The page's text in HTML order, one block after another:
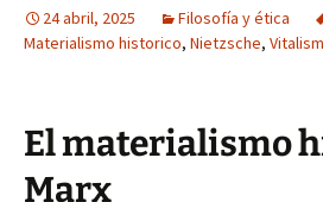
24 abril, 2025 Filosofía y ética
Materialismo historico, Nietzsche,
El materialismo
Marx